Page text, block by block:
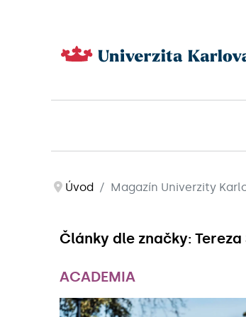
Úvod Magazín Univerzity
Články dle značky: Tereza
ACADEMIA